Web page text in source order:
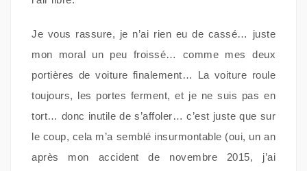
Je vous rassure, je n’ai rien eu de cassé… juste
mon moral un peu froissé… comme mes deux
portières de voiture finalement… La voiture roule
toujours, les portes ferment, et je ne suis pas en
tort… donc inutile de s’affoler… c’est juste que sur
le coup, cela m’a semblé insurmontable (oui, un an
après mon accident de novembre 2015, j’ai